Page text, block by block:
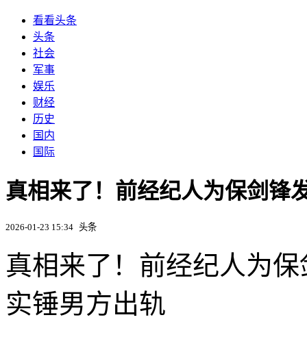
看看头条
头条
社会
军事
娱乐
财经
历史
国内
国际
真相来了！前经纪人为保剑锋
2026-01-23 15:34 头条
真相来了！前经纪人为
实锤男方出轨